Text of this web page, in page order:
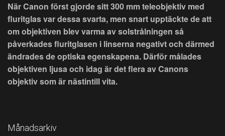
När Canon först gjorde sitt 300 mm teleobjektiv med
fluritglas var dessa svarta, men snart upptäckte de att
om objektiven blev varma av solstrålningen så
påverkades fluritglasen i linserna negativt och därmed
ändrades de optiska egenskapena. Därför målades
objektiven ljusa och idag är det flera av Canons
objektiv som är nästintill vita.
Månadsarkiv